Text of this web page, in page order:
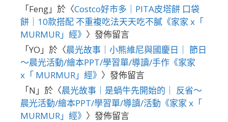
「Feng」於〈Costco好市多｜PITA皮塔餅 口袋
餅｜10款搭配 不重複吃法天天吃不膩《家家 x「
MURMUR」經》 〉發佈留言
「YO 」於〈晨光故事｜小熊維尼與國慶日｜ 節日
～晨光活動/繪本PPT/學習單/導讀/手作《家家
x「 MURMUR」經》 〉發佈留言
「N 」於〈晨光故事｜是蝸牛先開始的｜ 反省～
晨光活動/繪本PPT/學習單/導讀/活動《家家 x「
MURMUR」經》 〉發佈留言